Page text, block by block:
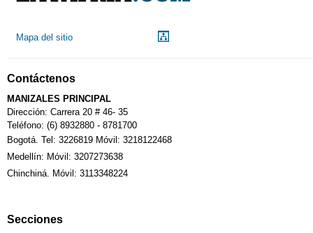
Mapa del sitio
Contáctenos
MANIZALES PRINCIPAL
Dirección: Carrera 20 # 46- 35
Teléfono: (6) 8932880 - 8781700
Bogotá. Tel: 3226819 Móvil: 3218122468
Medellín: Móvil: 3207273638
Chinchiná. Móvil: 3113348224
Secciones